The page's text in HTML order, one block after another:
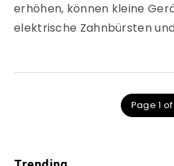
erhöhen, können kleine
elektrische Zahnbürsten
Page 1 of